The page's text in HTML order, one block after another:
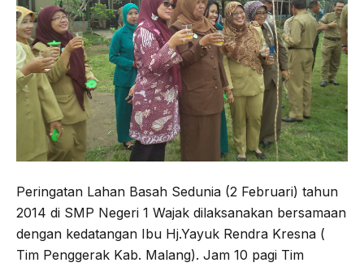
Peringatan Lahan Basah Sedunia (2 Februari) tahun
2014 di SMP Negeri 1 Wajak dilaksanakan bersamaan
dengan kedatangan Ibu Hj.Yayuk Rendra Kresna (
Tim Penggerak Kab. Malang). Jam 10 pagi Tim